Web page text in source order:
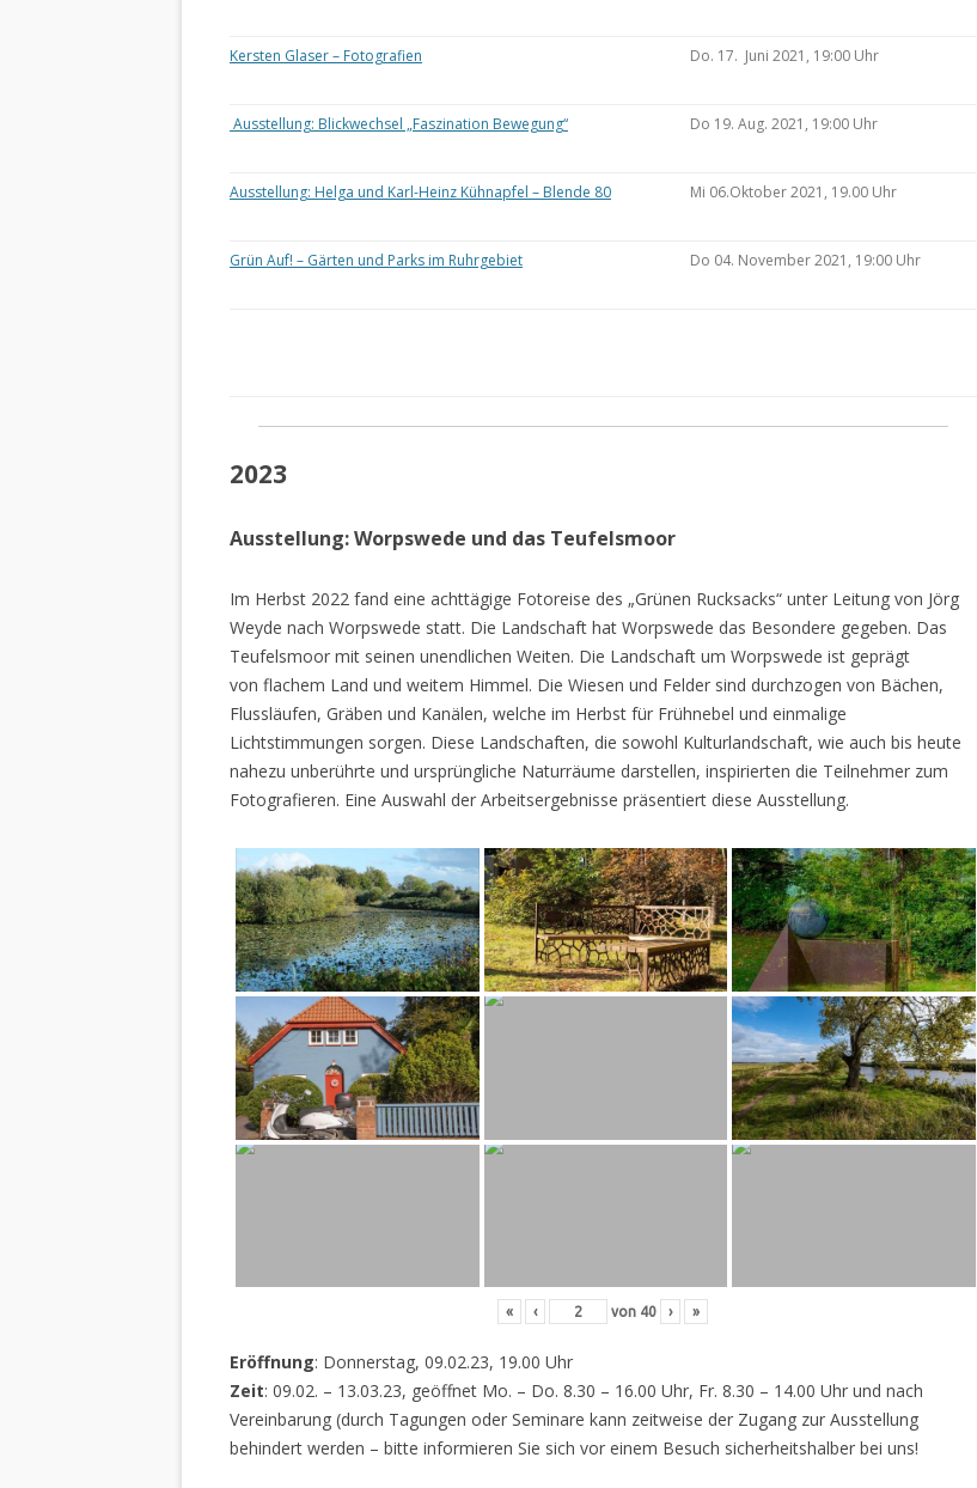
Kersten Glaser – Fotografien Do. 17. Juni 2021, 19:00 Uhr
Ausstellung: Blickwechsel „Faszination Bewegung“ Do 19. Aug. 2021, 19:00 Uhr
Ausstellung: Helga und Karl-Heinz Kühnapfel – Blende 80 Mi 06.Oktober 2021, 19.00 Uhr
Grün Auf! – Gärten und Parks im Ruhrgebiet Do 04. November 2021, 19:00 Uhr
2023
Ausstellung: Worpswede und das Teufelsmoor
Im Herbst 2022 fand eine achttägige Fotoreise des „Grünen Rucksacks“ unter Leitung von Jörg
Weyde nach Worpswede statt. Die Landschaft hat Worpswede das Besondere gegeben. Das
Teufelsmoor mit seinen unendlichen Weiten. Die Landschaft um Worpswede ist geprägt
von flachem Land und weitem Himmel. Die Wiesen und Felder sind durchzogen von Bächen,
Flussläufen, Gräben und Kanälen, welche im Herbst für Frühnebel und einmalige
Lichtstimmungen sorgen. Diese Landschaften, die sowohl Kulturlandschaft, wie auch bis heute
nahezu unberührte und ursprüngliche Naturräume darstellen, inspirierten die Teilnehmer zum
Fotografieren. Eine Auswahl der Arbeitsergebnisse präsentiert diese Ausstellung.
« ‹ von 40 › »
Eröffnung: Donnerstag, 09.02.23, 19.00 Uhr
Zeit: 09.02. – 13.03.23, geöffnet Mo. – Do. 8.30 – 16.00 Uhr, Fr. 8.30 – 14.00 Uhr und nach
Vereinbarung (durch Tagungen oder Seminare kann zeitweise der Zugang zur Ausstellung
behindert werden – bitte informieren Sie sich vor einem Besuch sicherheitshalber bei uns!